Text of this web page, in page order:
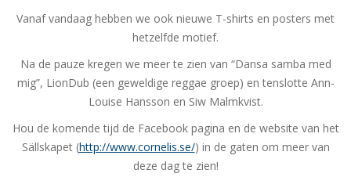
Vanaf vandaag hebben we ook nieuwe T-shirts en posters met
hetzelfde motief.
Na de pauze kregen we meer te zien van “Dansa samba med
mig”, LionDub (een geweldige reggae groep) en tenslotte Ann-
Louise Hansson en Siw Malmkvist.
Hou de komende tijd de Facebook pagina en de website van het
Sällskapet (http://www.cornelis.se/) in de gaten om meer van
deze dag te zien!